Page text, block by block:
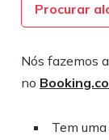
Procurar
Nós fazemos
no
Tem uma